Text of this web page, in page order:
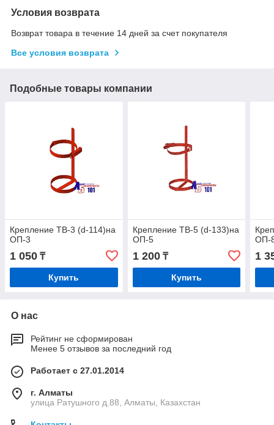
Условия возврата
Возврат товара в течение 14 дней за счет покупателя
Все условия возврата
Подобные товары компании
Крепление ТВ-3 (d-114)на
ОП-3
1 050 ₸
Купить
Крепление ТВ-5 (d-133)на
ОП-5
1 200₸
Купить
ОП-
1
О нас
Рейтинг не сформирован
Менее 5 отзывов за последний год
Работает с 27.01.2014
г. Алматы
улица Ратушного д.88, Алматы, Казахстан